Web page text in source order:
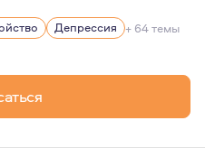
опыт горных
- это образ жизни и
Депрессия + 64 темы